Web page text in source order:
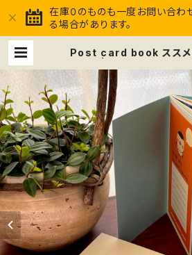
在庫０のものも一度お問い合わ
る場合があります。
Post card book ススメ